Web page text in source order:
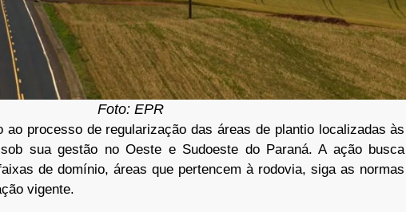
Foto: EPR
ao processo de regularização das áreas de plantio localizadas às
sua gestão no Oeste e Sudoeste do Paraná. A ação busca
de domínio, áreas que pertencem à rodovia, siga as normas
vigente.